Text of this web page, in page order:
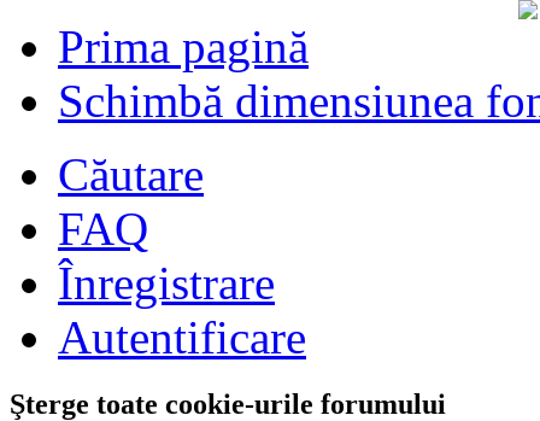
Prima pagină
Schimbă dimensiunea
Căutare
FAQ
Înregistrare
Autentificare
Şterge toate cookie-urile forumului